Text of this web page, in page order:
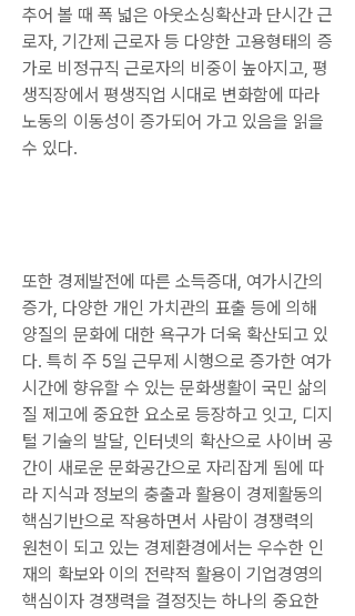
추어 볼 때 폭 넓은 아웃소싱확산과 단시간 근
로자, 기간제 근로자 등 다양한 고용형태의 증
가로 비정규직 근로자의 비중이 높아지고, 평
생직장에서 평생직업 시대로 변화함에 따라
노동의 이동성이 증가되어 가고 있음을 읽을
수 있다.
또한 경제발전에 따른 소득증대, 여가시간의
증가, 다양한 개인 가치관의 표출 등에 의해
양질의 문화에 대한 욕구가 더욱 확산되고 있
다. 특히 주 5일 근무제 시행으로 증가한 여가
시간에 향유할 수 있는 문화생활이 국민 삶의
질 제고에 중요한 요소로 등장하고 잇고, 디지
털 기술의 발달, 인터넷의 확산으로 사이버 공
간이 새로운 문화공간으로 자리잡게 됨에 따
라 지식과 정보의 충출과 활용이 경제활동의
핵심기반으로 작용하면서 사람이 경쟁력의
원천이 되고 있는 경제환경에서는 우수한 인
재의 확보와 이의 전략적 활용이 기업경영의
핵심이자 경쟁력을 결정짓는 하나의 중요한